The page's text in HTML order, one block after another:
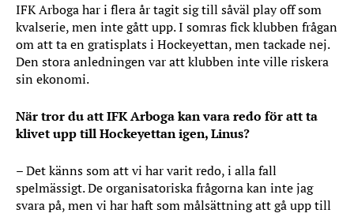
IFK Arboga har i flera år tagit sig till såväl play off som
kvalserie, men inte gått upp. I somras fick klubben frågan
om att ta en gratisplats i Hockeyettan, men tackade nej.
Den stora anledningen var att klubben inte ville riskera
sin ekonomi.
När tror du att IFK Arboga kan vara redo för att ta
klivet upp till Hockeyettan igen, Linus?
– Det känns som att vi har varit redo, i alla fall
spelmässigt. De organisatoriska frågorna kan inte jag
svara på, men vi har haft som målsättning att gå upp till